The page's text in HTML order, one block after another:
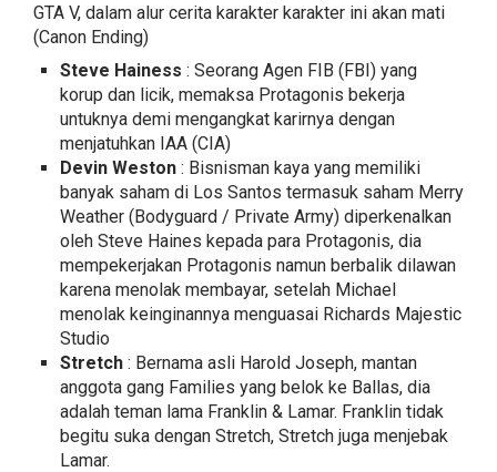
GTA V, dalam alur cerita karakter karakter ini akan mati
(Canon Ending)
Steve Hainess : Seorang Agen FIB (FBI) yang
korup dan licik, memaksa Protagonis bekerja
untuknya demi mengangkat karirnya dengan
menjatuhkan IAA (CIA)
Devin Weston : Bisnisman kaya yang memiliki
banyak saham di Los Santos termasuk saham Merry
Weather (Bodyguard / Private Army) diperkenalkan
oleh Steve Haines kepada para Protagonis, dia
mempekerjakan Protagonis namun berbalik dilawan
karena menolak membayar, setelah Michael
menolak keinginannya menguasai Richards Majestic
Studio
Stretch : Bernama asli Harold Joseph, mantan
anggota gang Families yang belok ke Ballas, dia
adalah teman lama Franklin & Lamar. Franklin tidak
begitu suka dengan Stretch, Stretch juga menjebak
Lamar.